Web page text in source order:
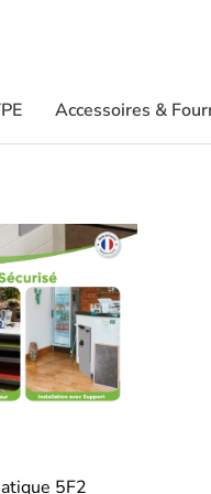
Accessoires &
5F2